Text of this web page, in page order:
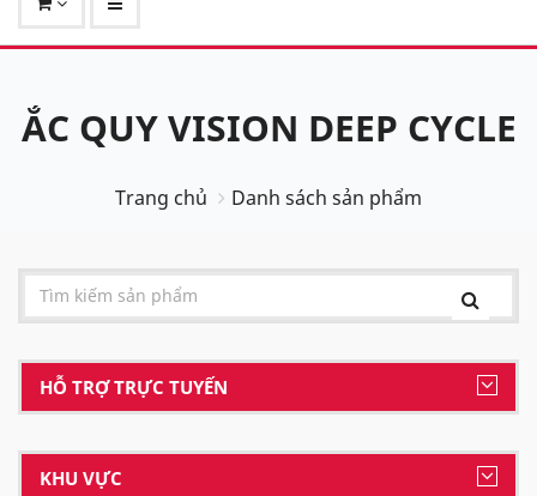
ẮC QUY VISION DEEP CYCLE
Trang chủ Danh sách sản phẩm
HỖ TRỢ TRỰC TUYẾN
KHU VỰC